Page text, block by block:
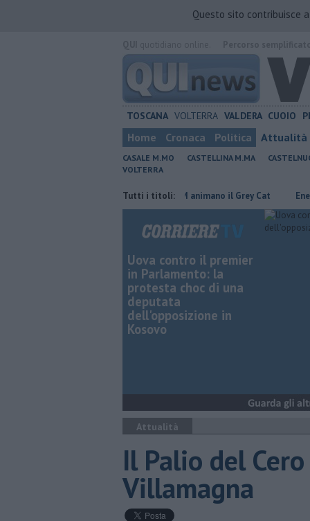
Questo sito contribuisce
TOSCANA VOLTERRA VALDERA CUOIO
Home Cronaca Politica Attualità
CASALE M.MO CASTELLINA M.MA
VOLTERRA
Tutti i titoli:
Rea e Martux M animano il Grey Cat Energia
Uova contro il premier
in Parlamento: la
protesta choc di una
deputata
dell'opposizione in
Kosovo
Attualità
Il Palio del
Villamagna